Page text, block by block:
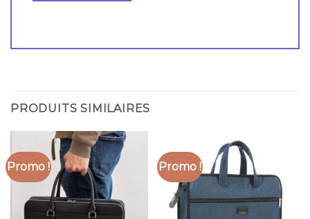
PRODUITS SIMILAIRES
Promo ! Promo !